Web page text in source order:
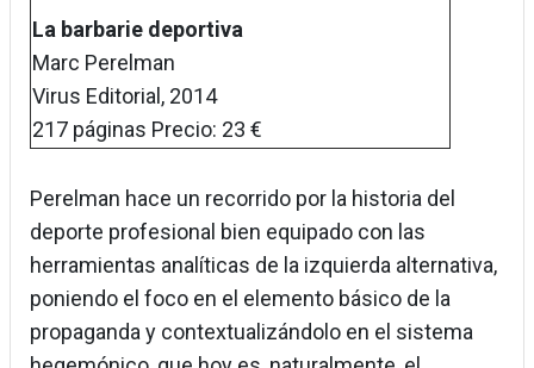
La barbarie deportiva
Marc Perelman
Virus Editorial, 2014
217 páginas Precio: 23 €
Perelman hace un recorrido por la historia del
deporte profesional bien equipado con las
herramientas analíticas de la izquierda alternativa,
poniendo el foco en el elemento básico de la
propaganda y contextualizándolo en el sistema